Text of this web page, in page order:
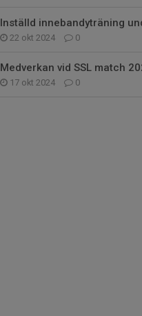
Inställd innebandyträning
22 okt 2024 0
Medverkan vid SSL match
17 okt 2024 0